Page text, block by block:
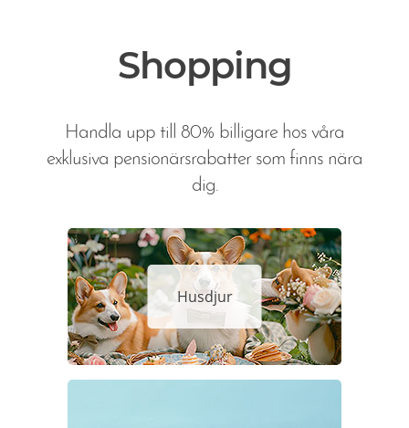
Shopping
Handla upp till 80% billigare hos våra
exklusiva pensionärsrabatter som finns nära
dig.
Husdjur